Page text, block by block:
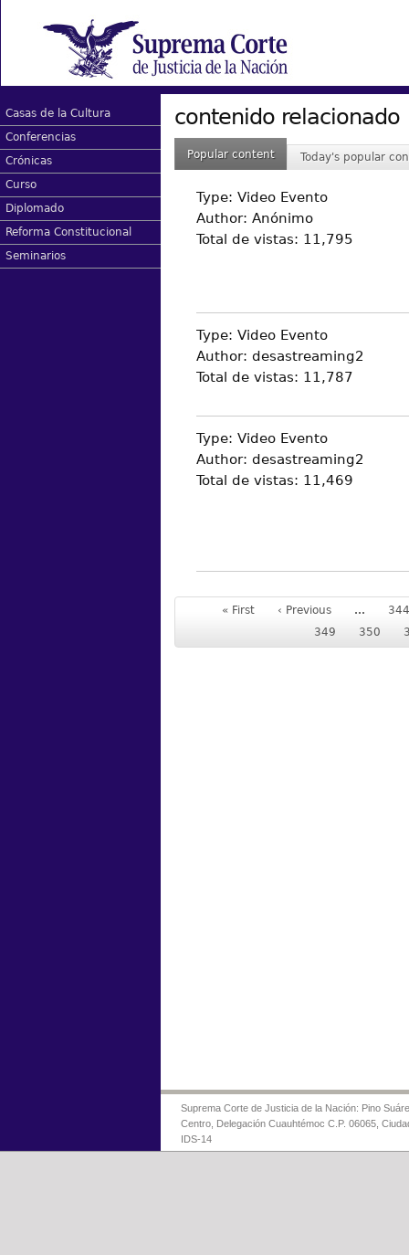
Casas de la Cultura
Conferencias
Crónicas
Curso
Diplomado
Reforma Constitucional
Seminarios
contenido relacionado
Popular content Today's popular
Type: Video Evento
Author: Anónimo
Total de vistas: 11,795
Type: Video Evento
Author: desastreaming2
Total de vistas: 11,787
Type: Video Evento
Author: desastreaming2
Total de vistas: 11,469
« First ‹ Previous …
349
350
Suprema Corte de Justicia de la Nación: Pino
Centro, Delegación Cuauhtémoc C.P. 06065,
IDS-14